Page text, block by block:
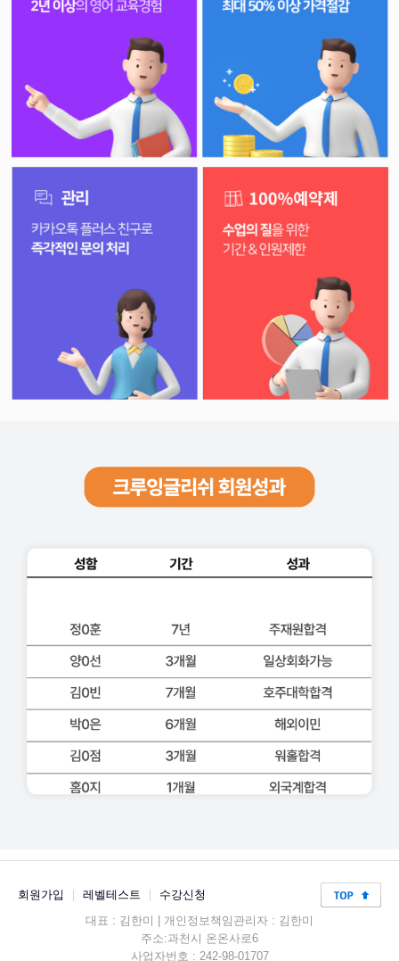
회원가입 레벨테스트
수강신청
대표 : 김한미 | 개인정보책임관리자 : 김한미
주소:과천시 온온사로6
사업자번호 : 242-98-01707